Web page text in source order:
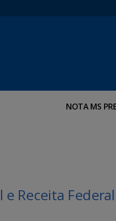
NOTA MS
Receita